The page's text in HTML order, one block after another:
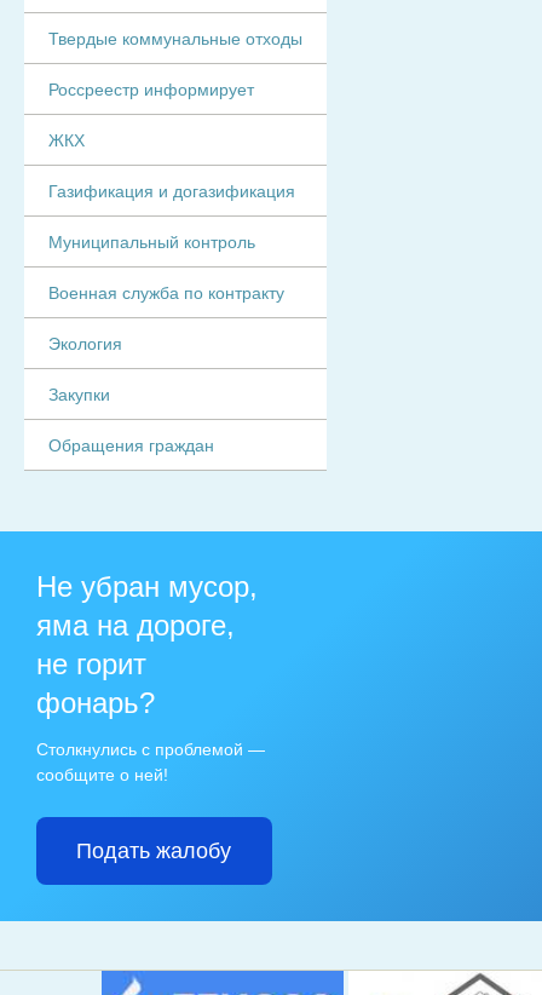
Твердые коммунальные отходы
Россреестр информирует
ЖКХ
Газификация и догазификация
Муниципальный контроль
Военная служба по контракту
Экология
Закупки
Обращения граждан
Не убран мусор,
яма на дороге,
не горит
фонарь?
Столкнулись с проблемой —
сообщите о ней!
Подать жалобу